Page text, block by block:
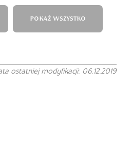
POKAŻ WSZYSTKO
ostatniej modyfikacji: 06.12.2019